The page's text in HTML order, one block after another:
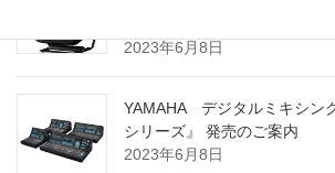
2023年6月8日
YAMAHA デジタルミキシン
シリーズ』 発売のご案内
2023年6月8日